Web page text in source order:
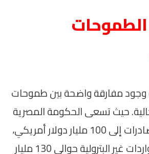
وجود مفارقة واضحة بين طموحات
حيث تسعى الحكومة المصرية
للوصول بقيمة الصادرات إلى 100 مليار دولار أمريكي،
بينما تبلغ قيمة الواردات غير البترولية حوالي 130 مليار